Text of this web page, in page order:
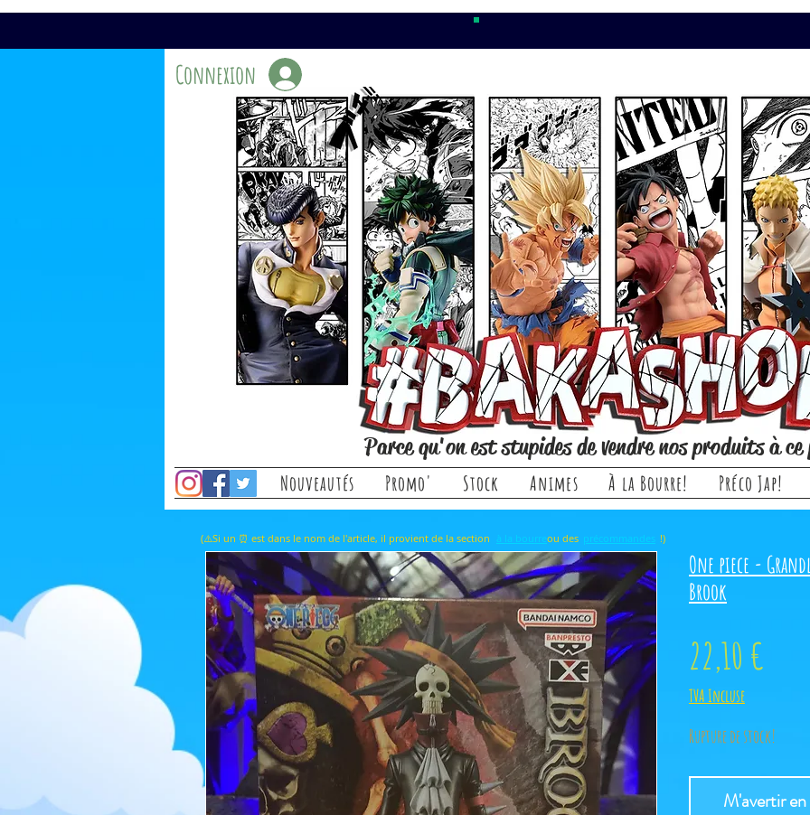
Connexion
Parce qu'on est stupides de vendre nos produits à
Nouveautés Promo' Stock Animes À la Bourre! Préco Jap!
One piece -
Brook
22,10 €
TVA Incluse
Rupture de stock!
M'avertir
(⚠️Si un ⏰ est dans le nom de l'article, il provient de la section ou des !)
à la bourre précommandes